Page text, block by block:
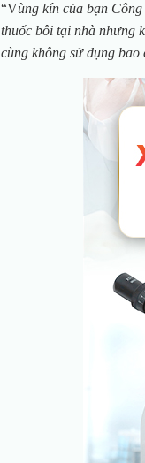
“Vùng kín của bạn
thuốc bôi tại nhà nhưng
cùng không sử dụng